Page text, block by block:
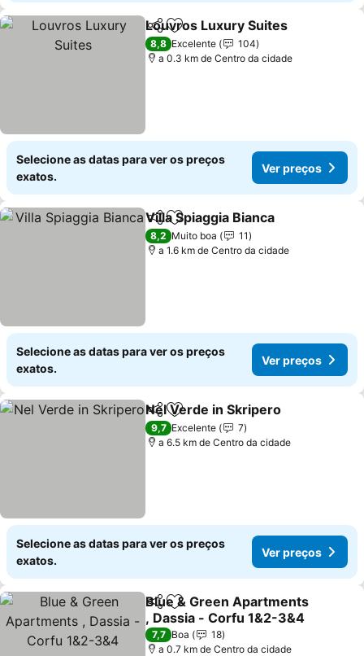
PartilharAdicionar aos favoritos
Louvros Luxury Suites
8,8 Excelente
104
a 0.3 km de Centro da cidade
Selecione as datas para ver os preços
exatos.
Ver preços
PartilharAdicionar aos favoritos
Villa Spiaggia Bianca
8,2 Muito boa
11
a 1.6 km de Centro da cidade
Selecione as datas para ver os preços
exatos.
Ver preços
PartilharAdicionar aos favoritos
Nel Verde in Skripero
9,7 Excelente
7
a 6.5 km de Centro da cidade
Selecione as datas para ver os preços
exatos.
Ver preços
PartilharAdicionar aos favoritos
Blue & Green Apartments
, Dassia - Corfu 1&2-3&4
Ver preços
7,7 Boa
18
a 0.7 km de Centro da cidade